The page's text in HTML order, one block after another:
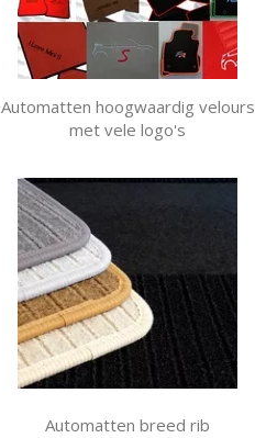
Automatten hoogwaardig velours
met vele logo's
Automatten breed rib